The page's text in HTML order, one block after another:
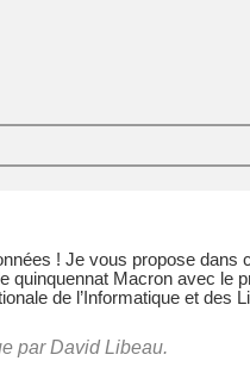
! Je vous propose dans
Macron avec le
de l’Informatique et des
par David Libeau.